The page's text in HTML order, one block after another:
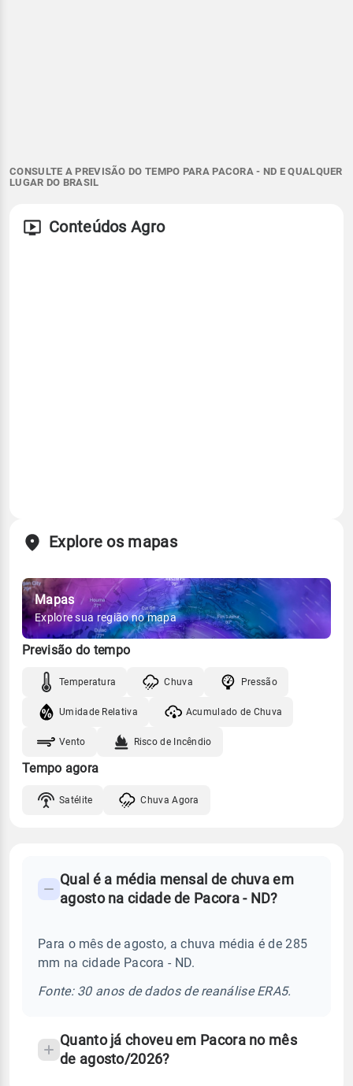
CONSULTE A PREVISÃO DO TEMPO PARA PACORA - ND E QUALQUER
LUGAR DO BRASIL
Conteúdos Agro
Explore os mapas
Mapas
Explore sua região no mapa
Previsão do tempo
Temperatura Chuva Pressão
Umidade Relativa Acumulado de Chuva
Vento Risco de Incêndio
Tempo agora
Satélite Chuva Agora
Perguntas
sobre
chuva
Qual é a média mensal de chuva em
agosto na cidade de Pacora - ND?
Para o mês de agosto, a chuva média é de 285
mm na cidade Pacora - ND.
Fonte: 30 anos de dados de reanálise ERA5.
Quanto já choveu em Pacora no mês
de agosto/2026?